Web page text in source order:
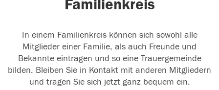
Familienkreis
In einem Familienkreis können sich sowohl alle
Mitglieder einer Familie, als auch Freunde und
Bekannte eintragen und so eine Trauergemeinde
bilden. Bleiben Sie in Kontakt mit anderen Mitgliedern
und tragen Sie sich jetzt ganz bequem ein.